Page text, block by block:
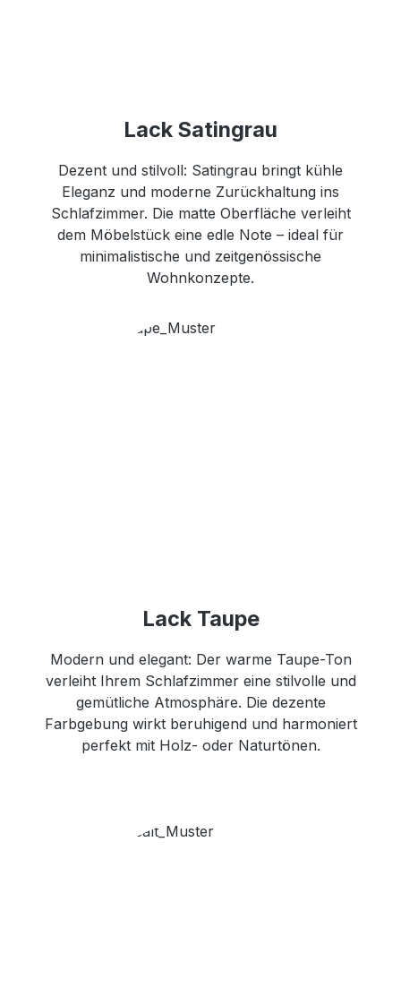
Lack Satingrau
Dezent und stilvoll: Satingrau bringt kühle
Eleganz und moderne Zurückhaltung ins
Schlafzimmer. Die matte Oberfläche verleiht
dem Möbelstück eine edle Note – ideal für
minimalistische und zeitgenössische
Wohnkonzepte.
Lack Taupe
Modern und elegant: Der warme Taupe-Ton
verleiht Ihrem Schlafzimmer eine stilvolle und
gemütliche Atmosphäre. Die dezente
Farbgebung wirkt beruhigend und harmoniert
perfekt mit Holz- oder Naturtönen.